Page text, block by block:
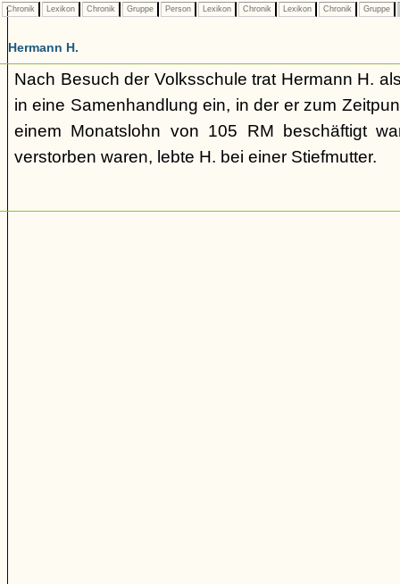
Chronik Lexikon Chronik Gruppe Person Lexikon Chronik Lexikon Chronik Gruppe
Hermann H.
Nach Besuch der Volksschule trat Hermann H.
in eine Samenhandlung ein, in der er zum
einem Monatslohn von 105 RM beschäftigt
verstorben waren, lebte H. bei einer Stiefmutter.